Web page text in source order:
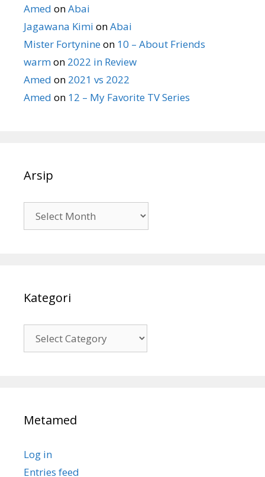
Amed onAbai
Jagawana Kimi onAbai
Mister Fortynineon 10 – About Friends
warmon 2022 in Review
Amed on 2021 vs 2022
Amed on 12 – My Favorite TV Series
Arsip
Kategori
Metamed
Log in
Entries feed